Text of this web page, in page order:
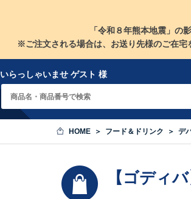
「令和８年熊本地震」の
※ご注文される場合は、お送り先様のご在
いらっしゃいませ ゲスト 様
HOME フード＆ドリンク デ
【ゴディ